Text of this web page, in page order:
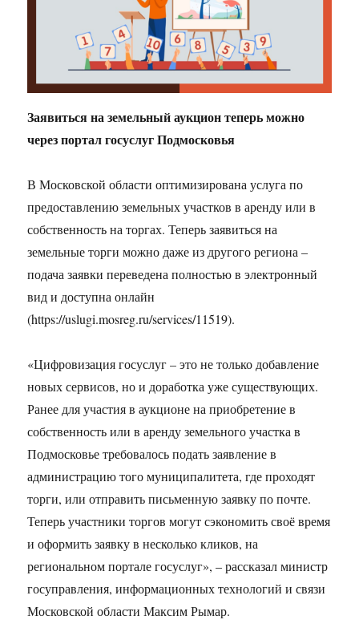
Заявиться на земельный аукцион теперь можно
через портал госуслуг Подмосковья
В Московской области оптимизирована услуга по
предоставлению земельных участков в аренду или в
собственность на торгах. Теперь заявиться на
земельные торги можно даже из другого региона –
подача заявки переведена полностью в электронный
вид и доступна онлайн
(https://uslugi.mosreg.ru/services/11519).
«Цифровизация госуслуг – это не только добавление
новых сервисов, но и доработка уже существующих.
Ранее для участия в аукционе на приобретение в
собственность или в аренду земельного участка в
Подмосковье требовалось подать заявление в
администрацию того муниципалитета, где проходят
торги, или отправить письменную заявку по почте.
Теперь участники торгов могут сэкономить своё время
и оформить заявку в несколько кликов, на
региональном портале госуслуг», – рассказал министр
госуправления, информационных технологий и связи
Московской области Максим Рымар.